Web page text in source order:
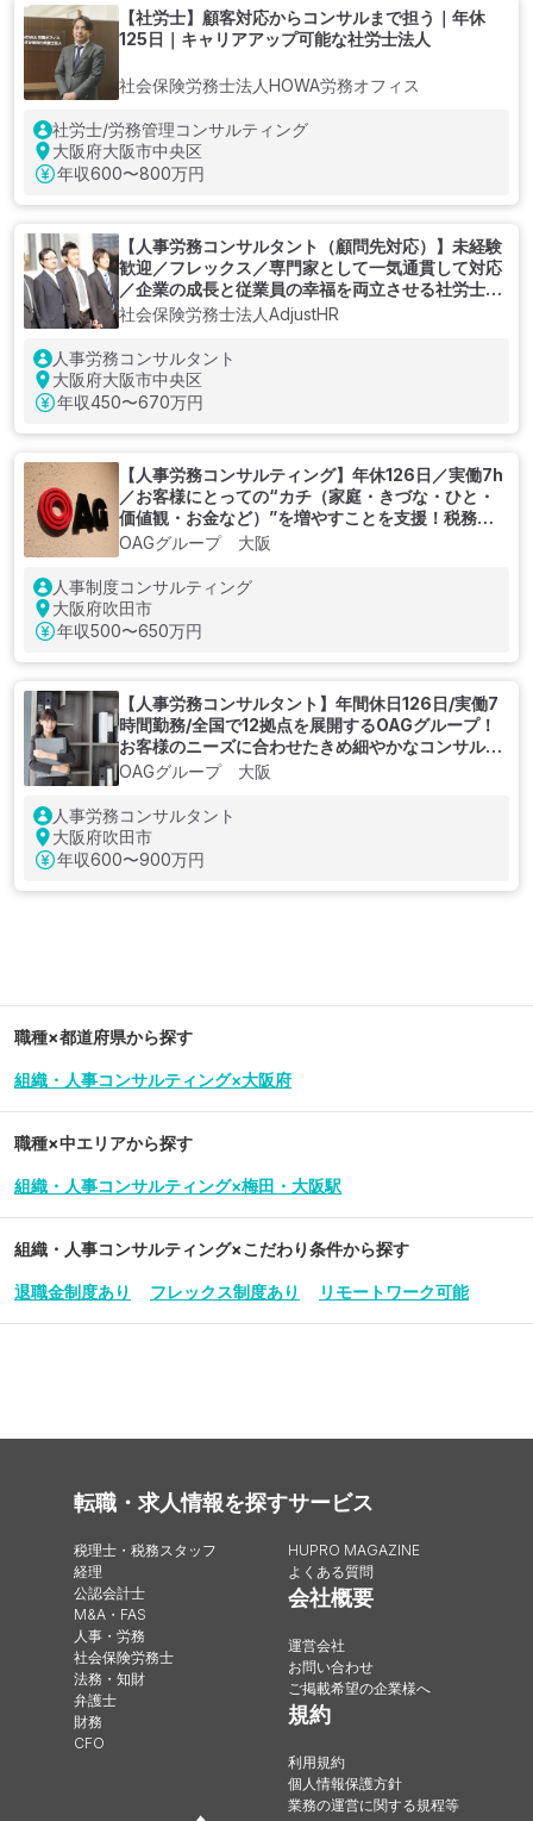
【社労士】顧客対応からコンサルまで担う｜年休
125日｜キャリアアップ可能な社労士法人
社会保険労務士法人HOWA労務オフィス
社労士/労務管理コンサルティング
大阪府大阪市中央区
年収600〜800万円
【人事労務コンサルタント（顧問先対応）】未経験
歓迎／フレックス／専門家として一気通貫して対応
／企業の成長と従業員の幸福を両立させる社労士法
人
社会保険労務士法人AdjustHR
人事労務コンサルタント
大阪府大阪市中央区
年収450〜670万円
【人事労務コンサルティング】年休126日／実働7h
／お客様にとっての“カチ（家庭・きづな・ひと・
価値観・お金など）”を増やすことを支援！税務・
会計のみならずM&A・DX・人事労務までワンスト
ーム
OAGグループ 大阪
人事制度コンサルティング
大阪府吹田市
年収500〜650万円
【人事労務コンサルタント】年間休日126日/実働7
時間勤務/全国で12拠点を展開するOAGグループ！
お客様のニーズに合わせたきめ細やかなコンサルテ
ィングを強みとするコンサルティング企業
OAGグループ 大阪
人事労務コンサルタント
大阪府吹田市
年収600〜900万円
職種×都道府県から探す
組織・人事コンサルティング×大阪府
職種×中エリアから探す
組織・人事コンサルティング×梅田・大阪駅
組織・人事コンサルティング×こだわり条件から探す
退職金制度あり フレックス制度あり リモートワーク可能
転職・求人情報を探す
税理士・税務スタッフ
経理
公認会計士
M&A・FAS
人事・労務
社会保険労務士
法務・知財
弁護士
財務
CFO
サービス
HUPRO MAGAZINE
よくある質問
会社概要
運営会社
お問い合わせ
ご掲載希望の企業様へ
規約
利用規約
個人情報保護方針
業務の運営に関する規程等